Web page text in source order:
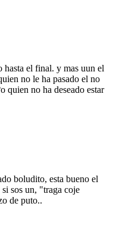
hasta el final. y mas uun el
no le ha pasado el no
quien no ha deseado estar
boludito, esta bueno el
sos un, "traga coje
de puto..